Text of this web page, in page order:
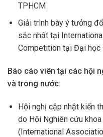
TPHCM
Giải trình bày ý tưởng
sắc nhất tại
Competition tại Đại học
Báo cáo viên tại các hội
và trong nước:
Hội nghị cập nhật kiến
do Hội Nghiên cứu
(International